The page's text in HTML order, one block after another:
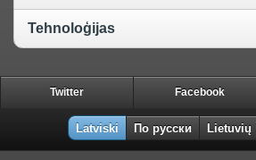
Tehnoloģijas
Twitter Facebook
Latviski По русски Lietuvių